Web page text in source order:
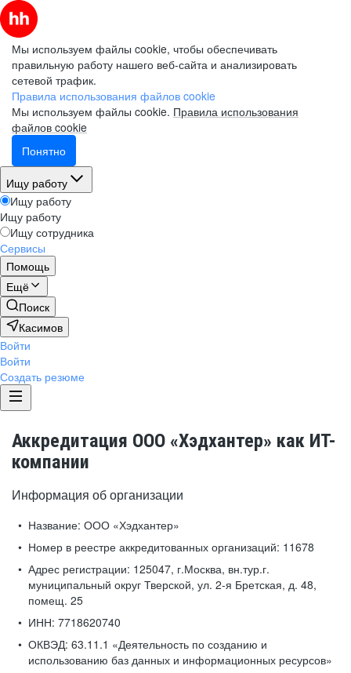
Мы используем файлы cookie, чтобы обеспечивать
правильную работу нашего веб-сайта и анализировать
сетевой трафик.
Правила использования файлов cookie
Мы используем файлы cookie. Правила использования
файлов cookie
Понятно
Ищу работу
Ищу работу
Ищу работу
Ищу сотрудника
Сервисы
Помощь
Ещё
Поиск
Касимов
Войти
Войти
Создать резюме
Аккредитация ООО «Хэдхантер» как ИТ-
компании
Информация об организации
Название: ООО «Хэдхантер»
Номер в реестре аккредитованных организаций: 11678
Адрес регистрации: 125047, г.Москва, вн.тур.г.
муниципальный округ Тверской, ул. 2-я Бретская, д. 48,
помещ. 25
ИНН: 7718620740
ОКВЭД: 63.11.1 «Деятельность по созданию и
использованию баз данных и информационных ресурсов»